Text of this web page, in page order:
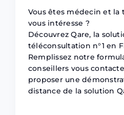
Vous êtes médecin et la
vous intéresse ?
Découvrez Qare, la
téléconsultation n°1 en
Remplissez notre
conseillers vous
proposer une
distance de la solution